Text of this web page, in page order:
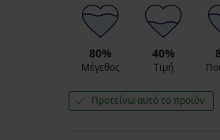
80%
Μέγεθος
40%
Τιμή
Προτείνω αυτό το προϊόν